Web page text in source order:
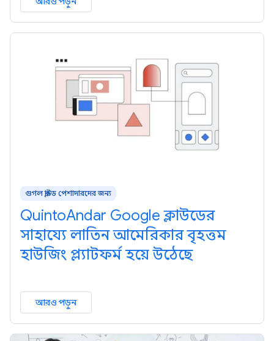
গুগল ক্লাউড পেশাদারদের জন্য
QuintoAndar Google ক্লাউডের
সাহায্যে লাতিন আমেরিকার বৃহত্তম
হাউজিং প্ল্যাটফর্ম হয়ে উঠেছে
আরও পড়ুন